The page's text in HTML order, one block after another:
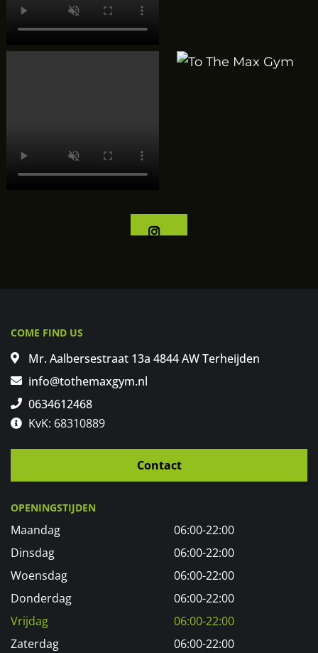
COME FIND US
Mr. Aalbersestraat 13a 4844 AW Terheijden
info@tothemaxgym.nl
0634612468
KvK: 68310889
Contact
OPENINGSTIJDEN
Maandag
06:00-22:00
Dinsdag
06:00-22:00
Woensdag
06:00-22:00
Donderdag
06:00-22:00
Vrijdag
06:00-22:00
Zaterdag
06:00-22:00